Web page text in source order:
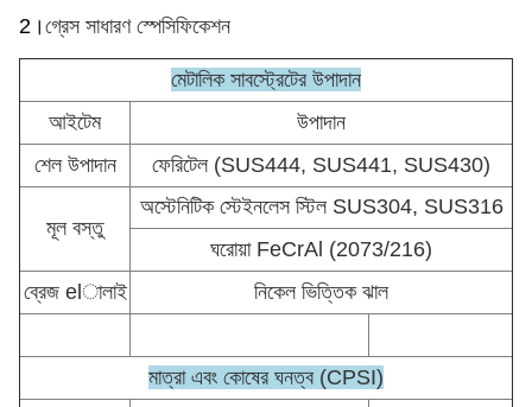
2। গ্রেস সাধারণ স্পেসিফিকেশন
মেটালিক সাবস্ট্রেটের উপাদান
আইটেম
উপাদান
শেল উপাদান
ফেরিটেল (SUS444, SUS441, SUS430)
মূল বস্তু
অস্টেনিটিক স্টেইনলেস স্টিল SUS304, SUS316
ঘরোয়া FeCrAl (2073/216)
ব্রেজ elালাই
নিকেল ভিত্তিক ঝাল
মাত্রা এবং কোষের ঘনত্ব (CPSI)